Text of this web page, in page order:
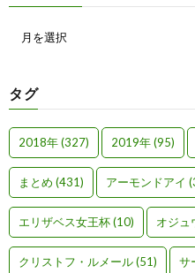
タグ
2018年(327) 2019年(95)
まとめ (431) アーモンドアイ
エリザベス女王杯(10) オジュ
クリストフ・ルメール(51) サ